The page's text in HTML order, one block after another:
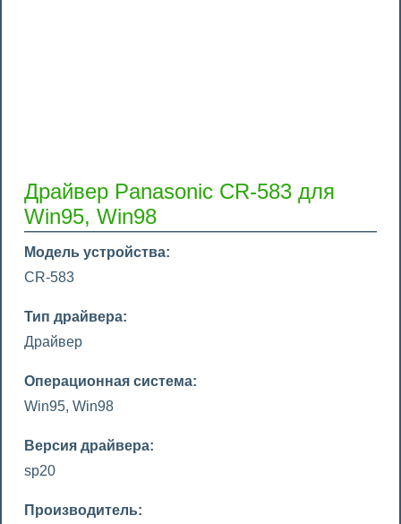
Драйвер Panasonic CR-583 для
Win95, Win98
Модель устройства:
CR-583
Тип драйвера:
Драйвер
Операционная система:
Win95, Win98
Версия драйвера:
sp20
Производитель: